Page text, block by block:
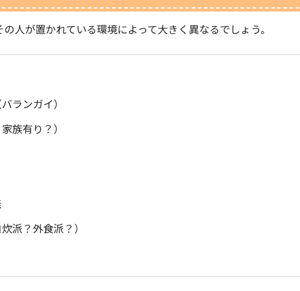
人が置かれている環境によって大きく異なるでしょう。
ランガイ）
族有り？）
派？外食派？）